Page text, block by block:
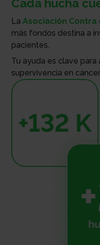
Cada hucha
LaAsociación Contra
más fondos destina a
pacientes.
Tu ayuda es clave para
supervivencia en cáncer.